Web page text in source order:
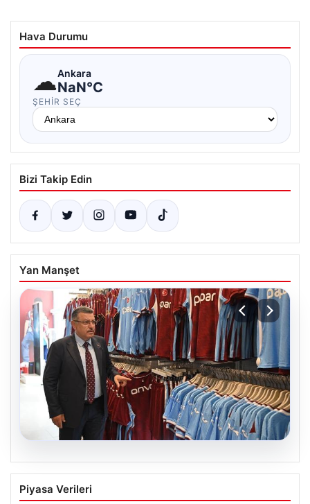
Hava Durumu
☁Ankara
NaN°C
ŞEHIR SEÇ
Bizi Takip Edin
Yan Manşet
06.08.2026
Ahmet Metin Genç’in forma
kampanyasıyla ilgili belediyeden
Piyasa Verileri